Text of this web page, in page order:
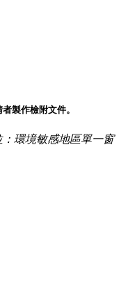
製作檢附文件。
：環境敏感地區單一窗